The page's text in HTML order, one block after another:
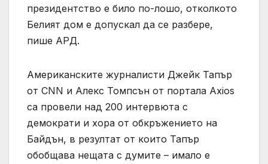
президентство е било по-лошо, отколкото
Белият дом е допускал да се разбере,
пише АРД.
Американските журналисти Джейк Тапър
от CNN и Алекс Томпсън от портала Axios
са провели над 200 интервюта с
демократи и хора от обкръжението на
Байдън, в резултат от които Тапър
обобщава нещата с думите – имало е